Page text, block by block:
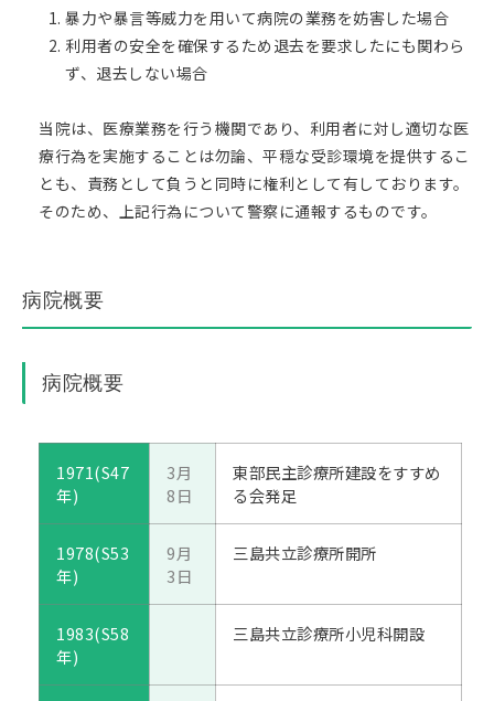
暴力や暴言等威力を用いて病院の業務を妨害した場合
利用者の安全を確保するため退去を要求したにも関わら
ず、退去しない場合
当院は、医療業務を行う機関であり、利用者に対し適切な医
療行為を実施することは勿論、平穏な受診環境を提供するこ
とも、責務として負うと同時に権利として有しております。
そのため、上記行為について警察に通報するものです。
病院概要
病院概要
1971(S47
年)
3月
8日
東部民主診療所建設をすすめ
る会発足
1978(S53
年)
9月
3日
三島共立診療所開所
1983(S58
年)
三島共立診療所小児科開設